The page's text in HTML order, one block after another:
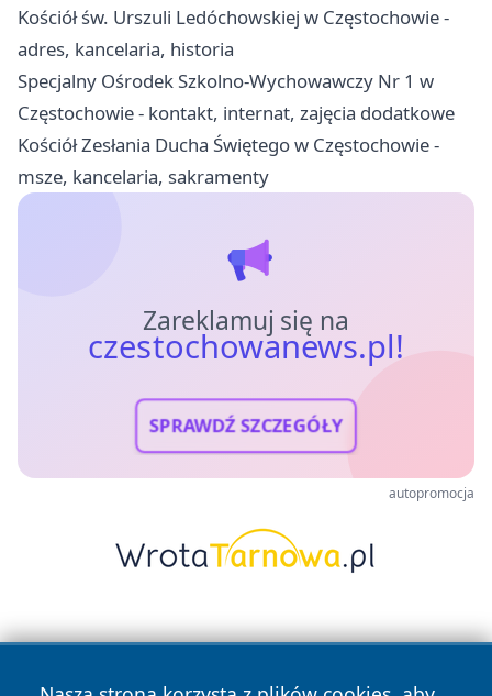
Kościół św. Urszuli Ledóchowskiej w Częstochowie -
adres, kancelaria, historia
Specjalny Ośrodek Szkolno-Wychowawczy Nr 1 w
Częstochowie - kontakt, internat, zajęcia dodatkowe
Kościół Zesłania Ducha Świętego w Częstochowie -
msze, kancelaria, sakramenty
Zareklamuj się na
czestochowanews.pl!
SPRAWDŹ SZCZEGÓŁY
autopromocja